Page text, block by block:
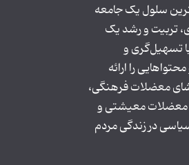
سلول یک جامعه
تربیت و رشد یک
تسهیل‌گری و
را ارائه
معضلات فرهنگی،
معضلات معیشتی و
در زندگی مردم